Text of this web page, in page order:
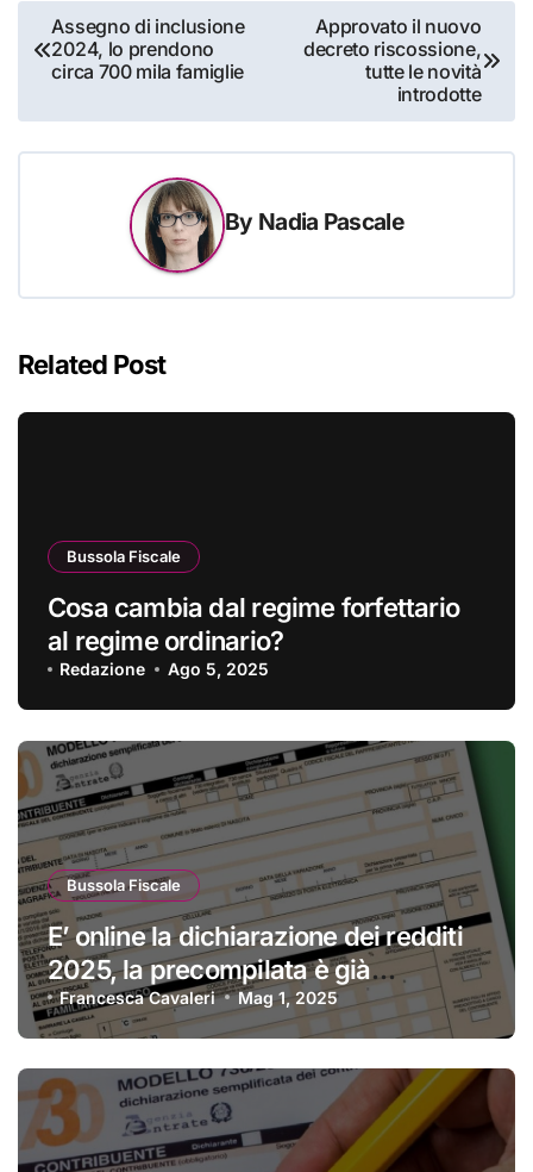
Navigazione
articoli
Assegno di inclusione
2024, lo prendono
circa 700 mila famiglie
Approvato il nuovo
decreto riscossione,
tutte le novità
introdotte
By Nadia Pascale
Related Post
Bussola Fiscale
Cosa cambia dal regime forfettario
al regime ordinario?
Redazione Ago 5, 2025
Bussola Fiscale
E’ online la dichiarazione dei redditi
2025, la precompilata è già
disponibile
Francesca Cavaleri Mag 1, 2025